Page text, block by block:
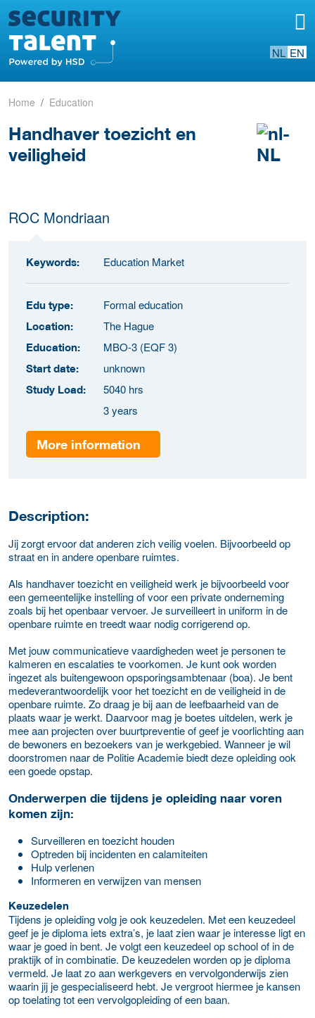
NL EN
Home Education
Handhaver toezicht en
veiligheid
ROC Mondriaan
Keywords: Education Market
Edu type: Formal education
Location: The Hague
Education: MBO-3 (EQF 3)
Start date: unknown
Study Load:
5040 hrs
3 years
More information
Description:
Jij zorgt ervoor dat anderen zich veilig voelen. Bijvoorbeeld op
straat en in andere openbare ruimtes.
Als handhaver toezicht en veiligheid werk je bijvoorbeeld voor
een gemeentelijke instelling of voor een private onderneming
zoals bij het openbaar vervoer. Je surveilleert in uniform in de
openbare ruimte en treedt waar nodig corrigerend op.
Met jouw communicatieve vaardigheden weet je personen te
kalmeren en escalaties te voorkomen. Je kunt ook worden
ingezet als buitengewoon opsporingsambtenaar (boa). Je bent
medeverantwoordelijk voor het toezicht en de veiligheid in de
openbare ruimte. Zo draag je bij aan de leefbaarheid van de
plaats waar je werkt. Daarvoor mag je boetes uitdelen, werk je
mee aan projecten over buurtpreventie of geef je voorlichting aan
de bewoners en bezoekers van je werkgebied. Wanneer je wil
doorstromen naar de Politie Academie biedt deze opleiding ook
een goede opstap.
Onderwerpen die tijdens je opleiding naar voren
komen zijn:
Surveilleren en toezicht houden
Optreden bij incidenten en calamiteiten
Hulp verlenen
Informeren en verwijzen van mensen
Keuzedelen
Tijdens je opleiding volg je ook keuzedelen. Met een keuzedeel
geef je je diploma iets extra’s, je laat zien waar je interesse ligt en
waar je goed in bent. Je volgt een keuzedeel op school of in de
praktijk of in combinatie. De keuzedelen worden op je diploma
vermeld. Je laat zo aan werkgevers en vervolgonderwijs zien
waarin jij je gespecialiseerd hebt. Je vergroot hiermee je kansen
op toelating tot een vervolgopleiding of een baan.